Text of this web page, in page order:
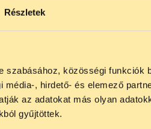
Részletek
szabásához, közösségi funkciók
, hirdető- és elemező
az adatokat más olyan
gyűjtöttek.